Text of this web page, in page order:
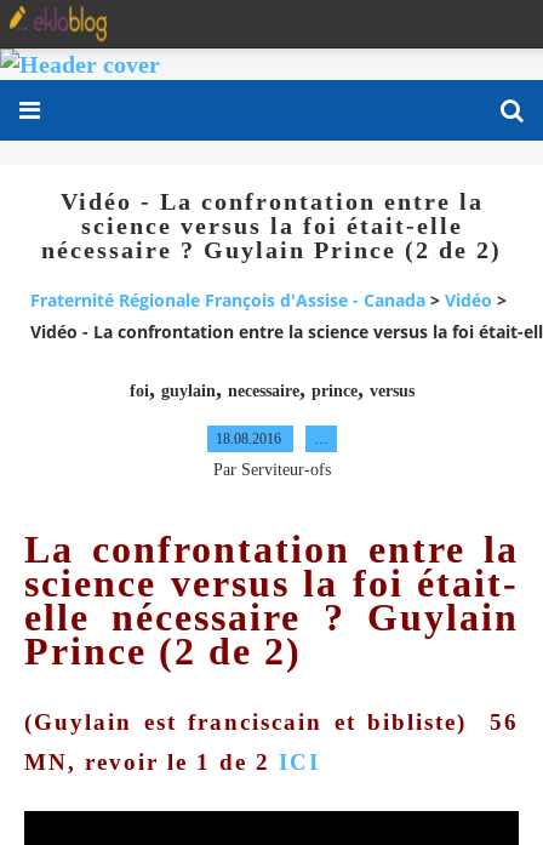
Vidéo - La confrontation entre la
science versus la foi était-elle
nécessaire ? Guylain Prince (2 de 2)
Fraternité Régionale François d'Assise - Canada > Vidéo >
Vidéo - La confrontation entre la science versus la foi était-
foi, guylain, necessaire, prince, versus
18.08.2016
Par Serviteur-ofs
La confrontation entre la
science versus la foi était-
elle nécessaire ? Guylain
Prince (2 de 2)
(Guylain est franciscain et bibliste) 56
MN, revoir le 1 de 2 ICI